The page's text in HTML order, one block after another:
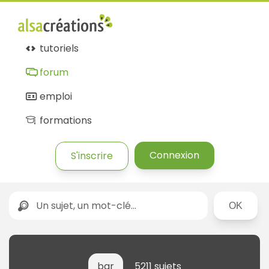
tutoriels
forum
emploi
formations
S'inscrire Connexion
Rechercher